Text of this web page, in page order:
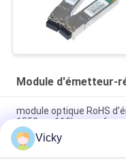
Module d'émetteur-
module optique RoHS
1550nm 110km
Émetteur-récepteur BIDI
Vicky